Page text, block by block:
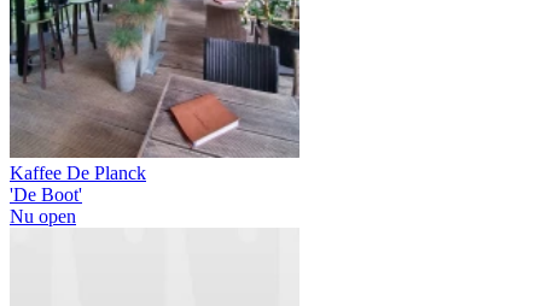
Kaffee De Planck
'De Boot'
Nu open